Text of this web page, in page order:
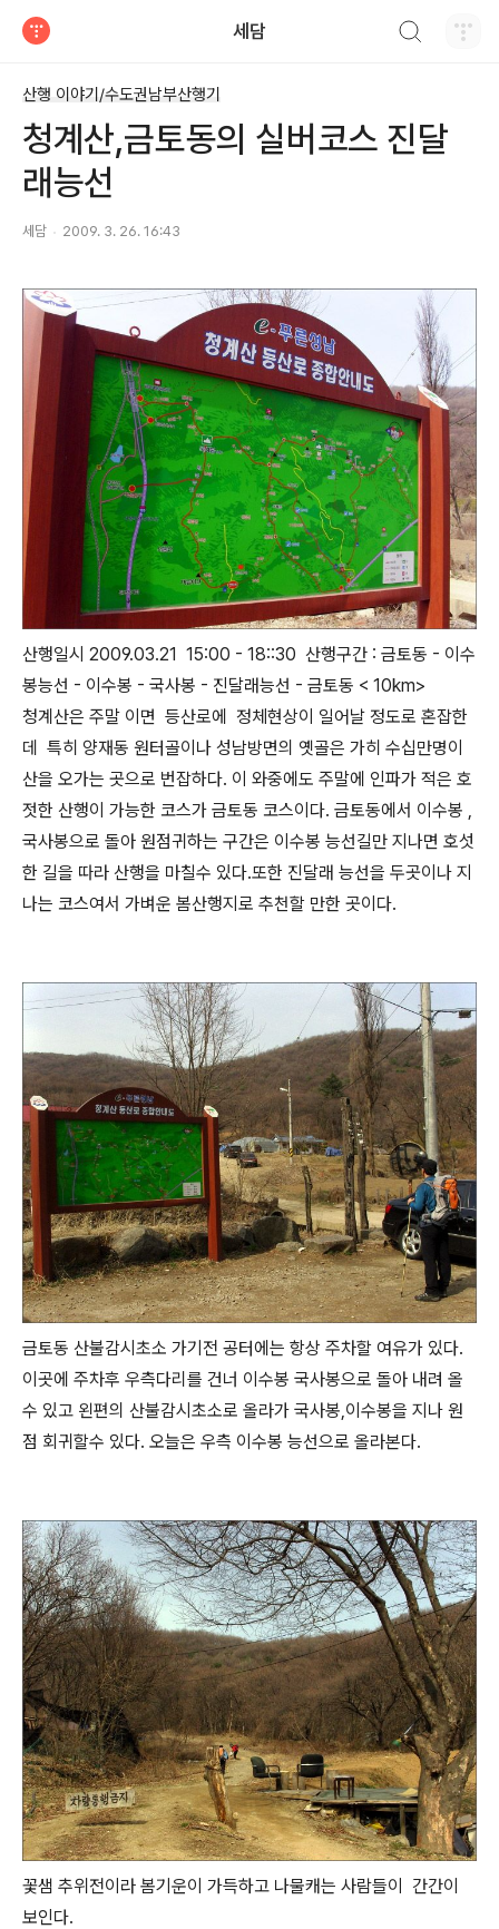
세담
산행 이야기/수도권남부산행기
청계산,금토동의 실버코스 진달
래능선
세담 2009. 3. 26. 16:43
산행일시 2009.03.21 15:00 - 18::30 산행구간 : 금토동 - 이수
봉능선 - 이수봉 - 국사봉 - 진달래능선 - 금토동 < 10km>
청계산은 주말 이면 등산로에 정체현상이 일어날 정도로 혼잡한
데 특히 양재동 원터골이나 성남방면의 옛골은 가히 수십만명이
산을 오가는 곳으로 번잡하다. 이 와중에도 주말에 인파가 적은 호
젓한 산행이 가능한 코스가 금토동 코스이다. 금토동에서 이수봉 ,
국사봉으로 돌아 원점귀하는 구간은 이수봉 능선길만 지나면 호섯
한 길을 따라 산행을 마칠수 있다.또한 진달래 능선을 두곳이나 지
나는 코스여서 가벼운 봄산행지로 추천할 만한 곳이다.
금토동 산불감시초소 가기전 공터에는 항상 주차할 여유가 있다.
이곳에 주차후 우측다리를 건너 이수봉 국사봉으로 돌아 내려 올
수 있고 왼편의 산불감시초소로 올라가 국사봉,이수봉을 지나 원
점 회귀할수 있다. 오늘은 우측 이수봉 능선으로 올라본다.
꽃샘 추위전이라 봄기운이 가득하고 나물캐는 사람들이 간간이
보인다.